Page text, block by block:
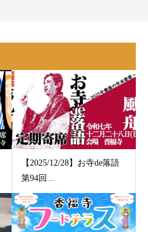
【2025/12/28】お寺de落語
第94回...